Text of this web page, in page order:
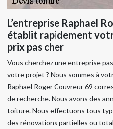
L’entreprise Raphael
établit rapidement
prix pas cher
Vous cherchez une entreprise
votre projet ? Nous sommes à
Raphael Roger Couvreur 69
de recherche. Nous avons des
toiture. Nous effectuons tous
des rénovations partielles ou